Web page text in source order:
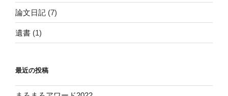
論文日記 (7)
遺書 (1)
最近の投稿